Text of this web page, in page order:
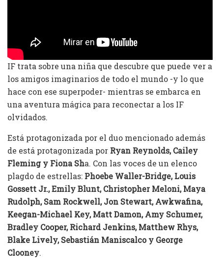
IF trata sobre una niña que descubre que puede ver a
los amigos imaginarios de todo el mundo -y lo que
hace con ese superpoder- mientras se embarca en
una aventura mágica para reconectar a los IF
olvidados.
Está protagonizada por el duo mencionado además
de está protagonizada por Ryan Reynolds, Cailey
Fleming y Fiona Sha. Con las voces de un elenco
plagdo de estrellas: Phoebe Waller-Bridge, Louis
Gossett Jr., Emily Blunt, Christopher Meloni, Maya
Rudolph, Sam Rockwell, Jon Stewart, Awkwafina,
Keegan-Michael Key, Matt Damon, Amy Schumer,
Bradley Cooper, Richard Jenkins, Matthew Rhys,
Blake Lively, Sebastián Maniscalco y George
Clooney.